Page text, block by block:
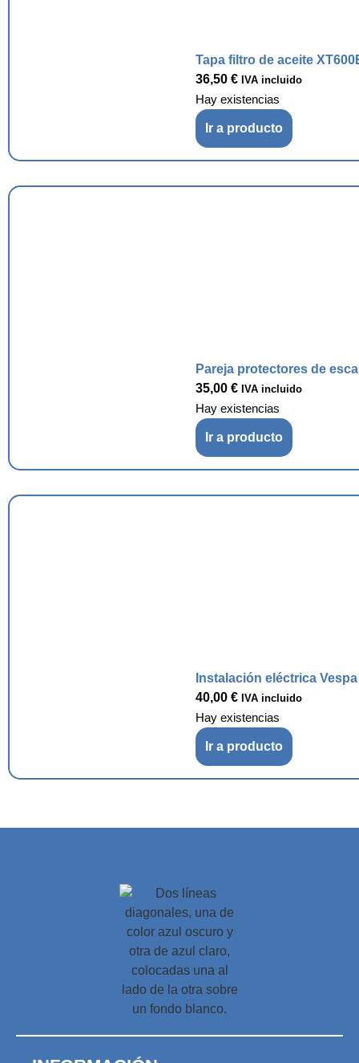
Tapa filtro de aceite
36,50 € IVA incluido
Hay existencias
Ir a producto
Pareja protectores de
35,00 € IVA incluido
Hay existencias
Ir a producto
Instalación eléctrica
40,00 € IVA incluido
Hay existencias
Ir a producto